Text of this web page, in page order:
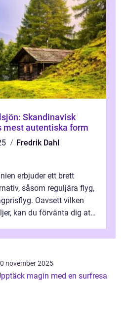
Skandinavisk
autentiska form
Fredrik Dahl
erbjuder ett brett
såsom reguljära flyg,
Oavsett vilken
kan du förvänta dig att
november 2025
magin med en surfresa